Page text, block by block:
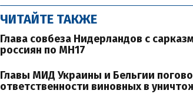
ЧИТАЙТЕ ТАКЖЕ
Глава совбеза Нидерландов с
россиян по MH17
Главы МИД Украины и Бельгии
ответственности виновных в